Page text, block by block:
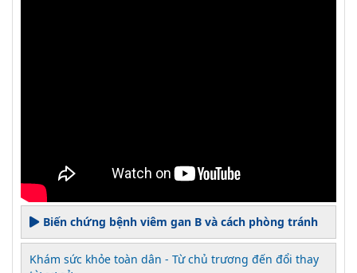
Biến chứng bệnh viêm gan B và cách phòng tránh
Khám sức khỏe toàn dân - Từ chủ trương đến đổi thay